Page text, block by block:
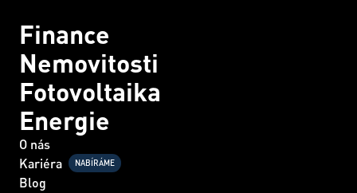
Finance
Nemovitosti
Fotovoltaika
Energie
O nás
Kariéra
NABÍRÁME
Blog